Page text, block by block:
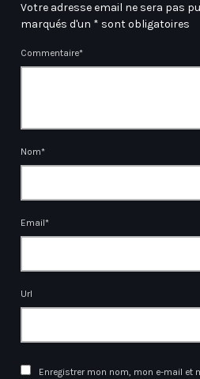
Votre adresse email ne sera pas
marqués d'un * sont obligatoires
Commentaire*
Nom*
Email*
Url
Enregistrer mon nom, mon e-mail et